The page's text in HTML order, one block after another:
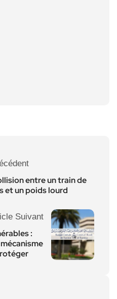
entre un train de
et un poids lourd
Suivant
: